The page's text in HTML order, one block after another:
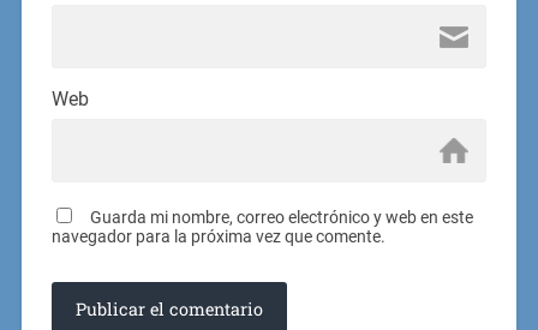
Web
Guarda mi nombre, correo electrónico y web en este
navegador para la próxima vez que comente.